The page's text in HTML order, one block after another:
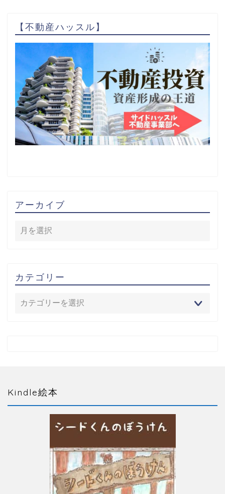
【不動産ハッスル】
アーカイブ
カテゴリー
Kindle絵本